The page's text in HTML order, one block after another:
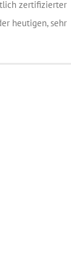
zertifizierter
heutigen, sehr